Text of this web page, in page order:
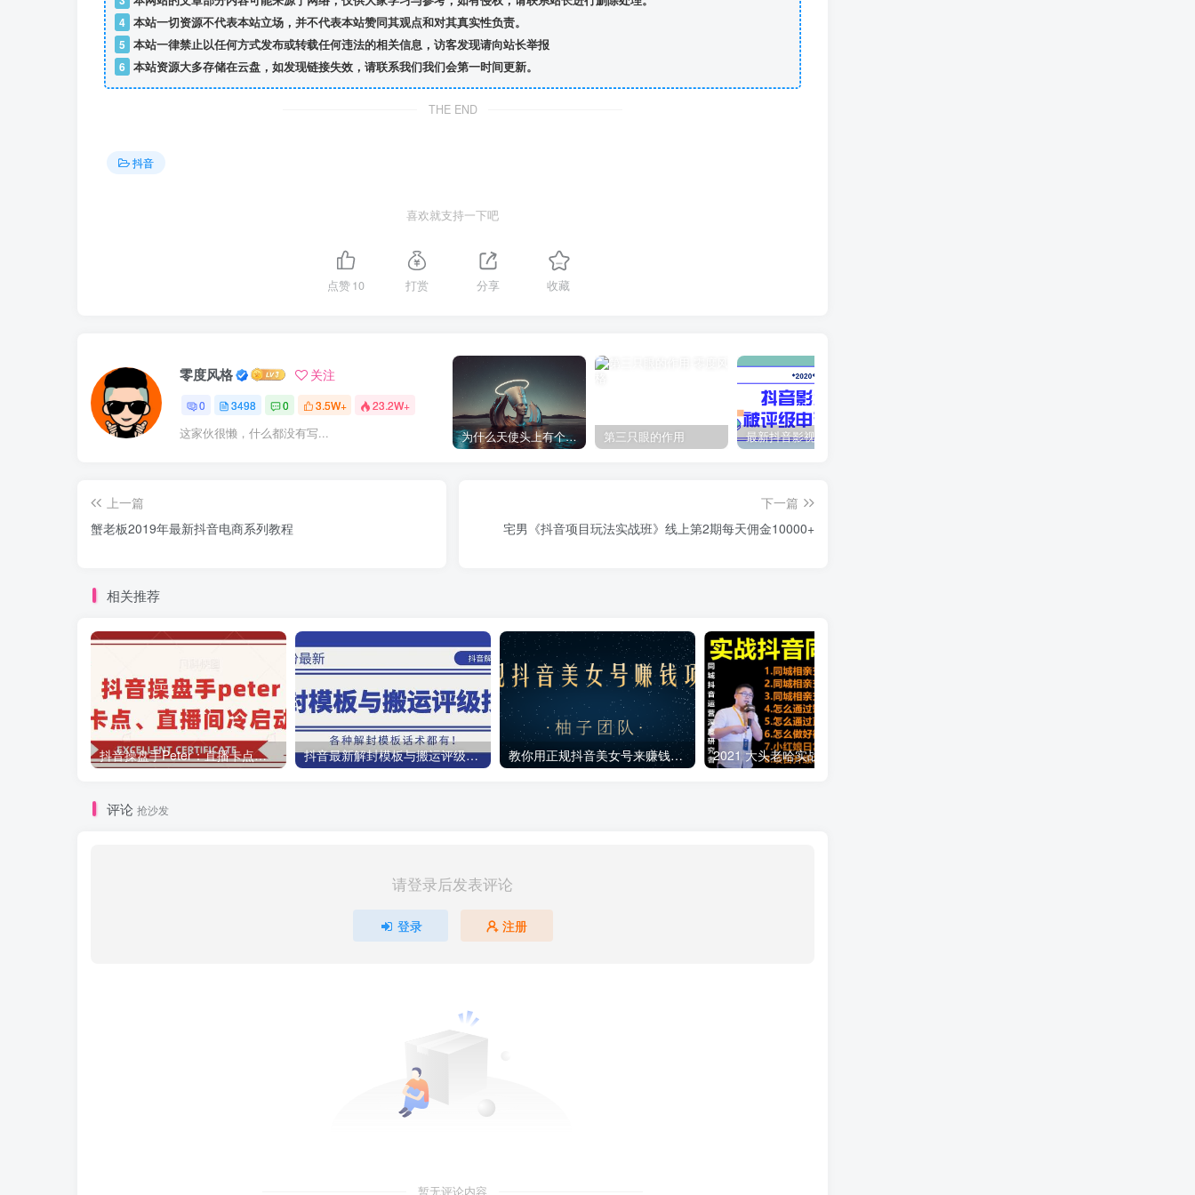
4 本站一切资源不代表本站立场，并不代表本站赞同其观点和对其真实性负责。
5 本站一律禁止以任何方式发布或转载任何违法的相关信息，访客发现请向站长举报
6 本站资源大多存储在云盘，如发现链接失效，请联系我们我们会第一时间更新。
THE END
抖音
喜欢就支持一下吧
点赞10 打赏 分享 收藏
零度风格 关注
0 3498 0 3.5W+ 23.2W+
这家伙很懒，什么都没有写... 为什么天使头上有个圈？ 第三只眼的作用
上一篇
蟹老板2019年最新抖音电商系列教程
下一篇
宅男《抖音项目玩法实战班》线上第2期每天佣金10000+
相关推荐
抖音操盘手Peter：直播卡点、直播间冷启动分享 抖音最新解封模板与搬运评级技术！各种解封模板话术都有！ 教你用正规抖音美女号来赚钱，用一部手机快速达到千粉，简单操作轻松日入100+
评论 抢沙发
请登录后发表评论
登录 注册
暂无评论内容